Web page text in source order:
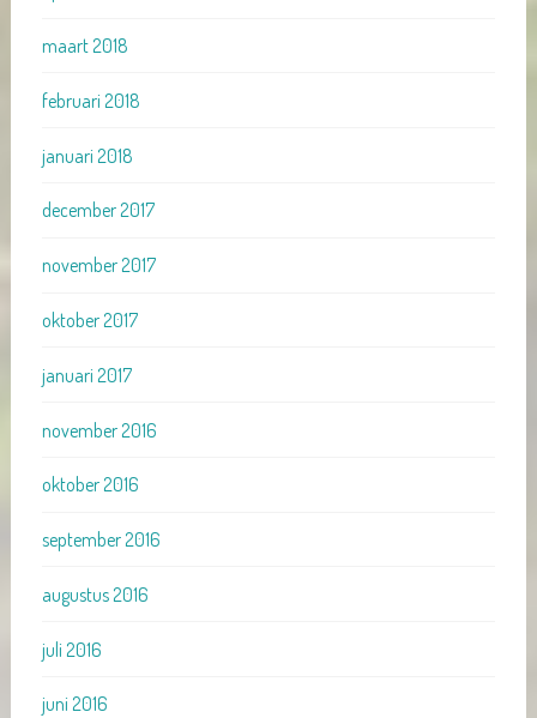
maart 2018
februari 2018
januari 2018
december 2017
november 2017
oktober 2017
januari 2017
november 2016
oktober 2016
september 2016
augustus 2016
juli 2016
juni 2016